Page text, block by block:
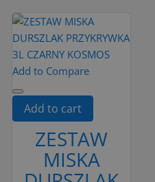
Add to Compare
Add to cart
ZESTAW
MISKA